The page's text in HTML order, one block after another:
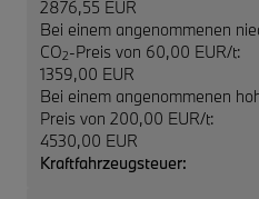
2876,55 EUR
Bei einem angenommenen
CO2-Preis von 60,00 EUR/t:
1359,00 EUR
Bei einem angenommenen
Preis von 200,00 EUR/t:
4530,00 EUR
Kraftfahrzeugsteuer: